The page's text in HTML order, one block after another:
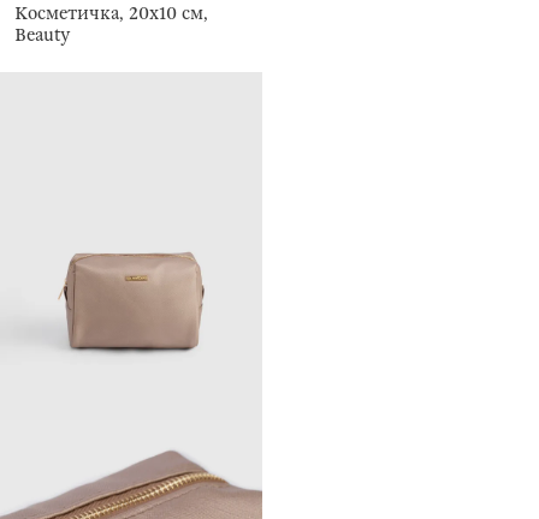
Косметичка, 20х10 см,
Beauty